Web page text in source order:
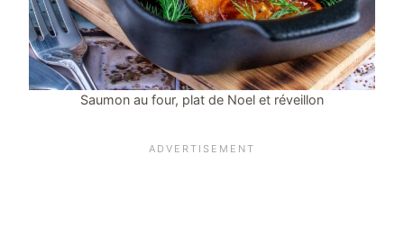
Saumon au four, plat de Noel et réveillon